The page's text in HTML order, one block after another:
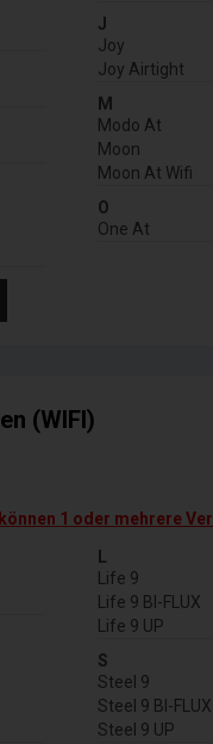
J
Joy
Joy Airtight
M
Modo At
Moon
Moon At Wifi
O
One At
(WIFI)
1 oder mehrere
L
Life 9
Life 9 BI-FLUX
Life 9 UP
S
Steel 9
Steel 9 BI-FLUX
Steel 9 UP